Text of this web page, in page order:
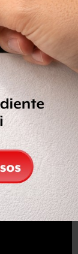
y saquearon
y alimentos
sobre la Avenida
la empresa
más que
: